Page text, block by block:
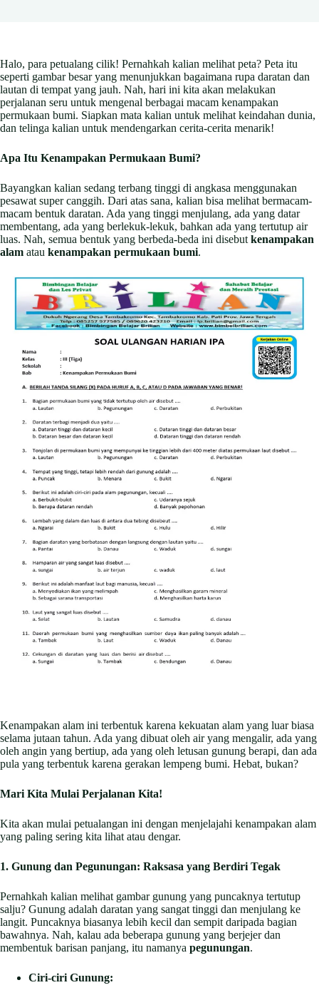
Halo, para petualang cilik! Pernahkah kalian melihat peta? Peta itu
seperti gambar besar yang menunjukkan bagaimana rupa daratan dan
lautan di tempat yang jauh. Nah, hari ini kita akan melakukan
perjalanan seru untuk mengenal berbagai macam kenampakan
permukaan bumi. Siapkan mata kalian untuk melihat keindahan dunia,
dan telinga kalian untuk mendengarkan cerita-cerita menarik!
Apa Itu Kenampakan Permukaan Bumi?
Bayangkan kalian sedang terbang tinggi di angkasa menggunakan
pesawat super canggih. Dari atas sana, kalian bisa melihat bermacam-
macam bentuk daratan. Ada yang tinggi menjulang, ada yang datar
membentang, ada yang berlekuk-lekuk, bahkan ada yang tertutup air
luas. Nah, semua bentuk yang berbeda-beda ini disebut kenampakan
alam atau kenampakan permukaan bumi.
Kenampakan alam ini terbentuk karena kekuatan alam yang luar biasa
selama jutaan tahun. Ada yang dibuat oleh air yang mengalir, ada yang
oleh angin yang bertiup, ada yang oleh letusan gunung berapi, dan ada
pula yang terbentuk karena gerakan lempeng bumi. Hebat, bukan?
Mari Kita Mulai Perjalanan Kita!
Kita akan mulai petualangan ini dengan menjelajahi kenampakan alam
yang paling sering kita lihat atau dengar.
1. Gunung dan Pegunungan: Raksasa yang Berdiri Tegak
Pernahkah kalian melihat gambar gunung yang puncaknya tertutup
salju? Gunung adalah daratan yang sangat tinggi dan menjulang ke
langit. Puncaknya biasanya lebih kecil dan sempit daripada bagian
bawahnya. Nah, kalau ada beberapa gunung yang berjejer dan
membentuk barisan panjang, itu namanya pegunungan.
Ciri-ciri Gunung: